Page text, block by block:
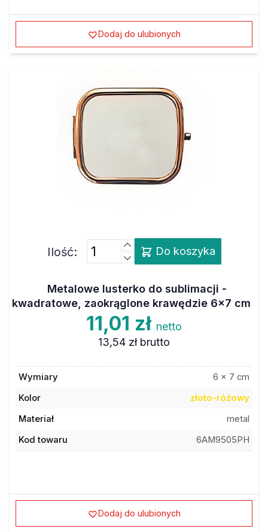
Dodaj do ulubionych
Ilość: Do koszyka
Metalowe lusterko do sublimacji -
kwadratowe, zaokrąglone krawędzie 6x7 cm
11,01 zł netto
13,54 zł brutto
Wymiary
6 x 7 cm
Kolor
złoto-różowy
Materiał
metal
Kod towaru
6AM9505PH
Dodaj do ulubionych